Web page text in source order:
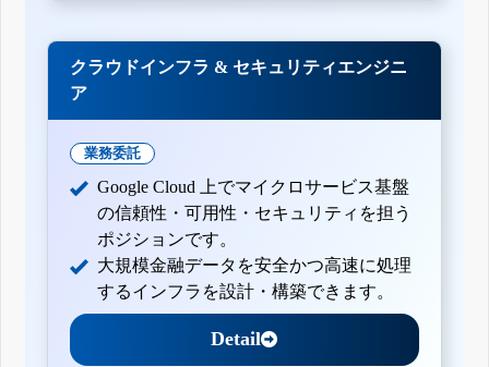
クラウドインフラ & セキュリティエンジニ
ア
業務委託
Google Cloud 上でマイクロサービス基盤
の信頼性・可用性・セキュリティを担う
ポジションです。
大規模金融データを安全かつ高速に処理
するインフラを設計・構築できます。
Detail